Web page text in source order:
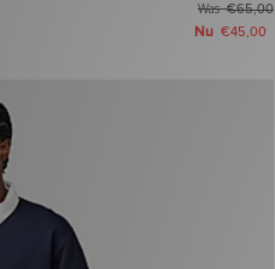
Was€65,00
Nu €45,00